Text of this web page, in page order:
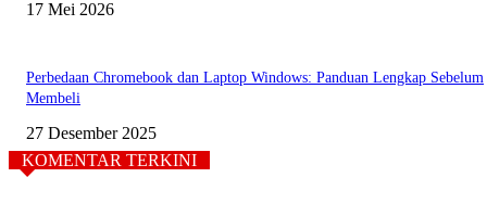
17 Mei 2026
Perbedaan Chromebook dan Laptop Windows: Panduan Lengkap Sebelum
Membeli
27 Desember 2025
KOMENTAR TERKINI